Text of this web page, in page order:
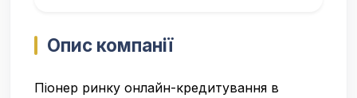
Опис компанії
Піонер ринку онлайн-кредитування в